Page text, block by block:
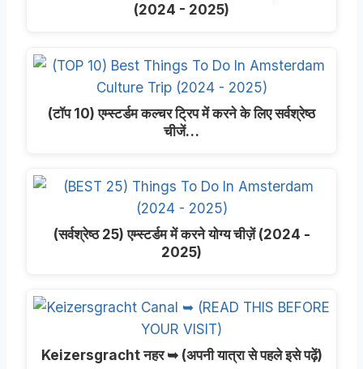
(2024 - 2025)
(टॉप 10) एम्स्टर्डम कल्चर ट्रिप में करने के लिए सर्वश्रेष्ठ
चीजें…
(सर्वश्रेष्ठ 25) एम्स्टर्डम में करने योग्य चीज़ें (2024 -
2025)
Keizersgracht नहर ➥ (अपनी यात्रा से पहले इसे पढ़ें)